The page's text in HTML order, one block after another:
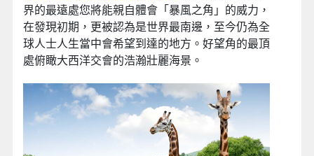
界的最遠處您將能親自體會「暴風之角」的威力，
在發現初期，更被認為是世界最南邊，至今仍為全
球人士人生當中會希望到達的地方。好望角的最頂
處俯瞰大西洋交會的浩瀚壯麗海景。